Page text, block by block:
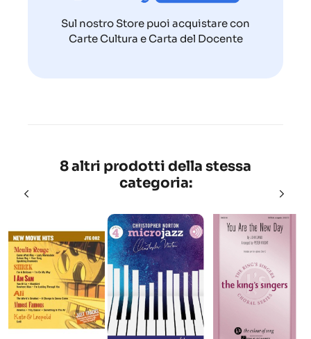
Sul nostro Store puoi acquistare con
Carte Cultura e Carta del Docente
8 altri prodotti della stessa
categoria: